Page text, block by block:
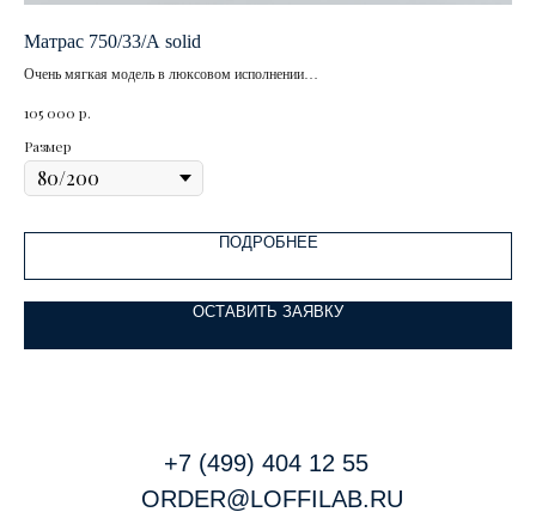
Матрас 750/33/A solid
Очень мягкая модель в люксовом исполнении
105 000 р.
Размер
ПОДРОБНЕЕ
ОСТАВИТЬ ЗАЯВКУ
+7 (499) 404 12 55
ORDER@LOFFILAB.RU